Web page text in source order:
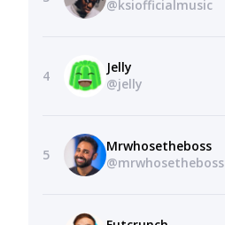
@ksiofficialmusic
4
Jelly
@jelly
5
Mrwhosetheboss
@mrwhosetheboss